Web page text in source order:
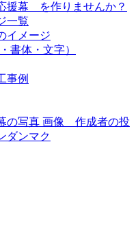
援幕 を作りませんか？
一覧
イメージ
書体・文字）
事例
の写真 画像 作成者の投
ダンマク